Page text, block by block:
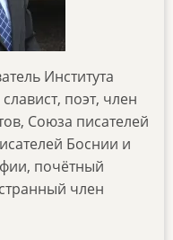
Института
поэт, член
Союза писателей
Боснии и
почётный
член